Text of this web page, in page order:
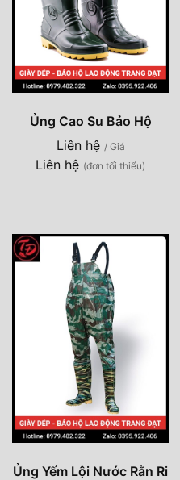
Ủng Cao Su Bảo Hộ
Liên hệ / Giá
Liên hệ (đơn tối thiểu)
Ủng Yếm Lội Nước Rằn Ri